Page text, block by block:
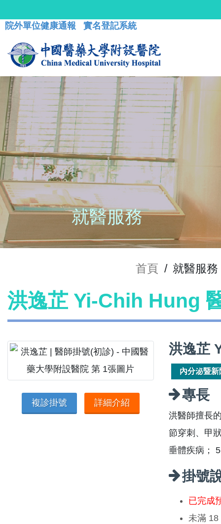
院外單位健康通報 實名登記系統
就醫服務
首頁 / 就醫服務
洪逸芷 Yi-Chih Hung
複診掛號 詳細介紹
洪逸芷
內分泌暨
專長
洪醫師擅長
節穿刺、甲
垂體疾病；
掛號
已完成
未滿 18